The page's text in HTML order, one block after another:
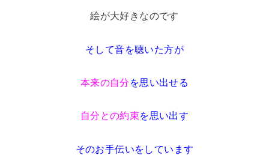
絵が大好きなのです
そして音を聴いた方が
本来の自分 を思い出せる
自分との約束を思い出す
そのお手伝いをしています